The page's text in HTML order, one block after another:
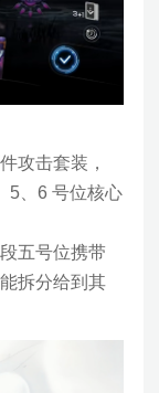
攻击套装，
5、6 号位核心
五号位携带
拆分给到其